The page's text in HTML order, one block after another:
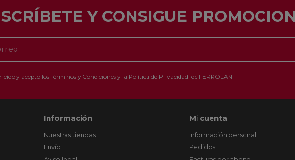
Y CONSIGUE
leído y acepto losTérminos y Condicionesy la Política de Privacidad de FERROLAN
Información
Nuestras tiendas
Envío
Mi cuenta
Información personal
Pedidos